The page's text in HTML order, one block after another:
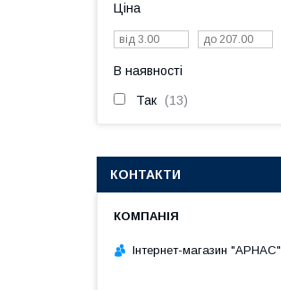
Ціна
В наявності
Так 13
КОНТАКТИ
Інтернет-магазин "АРНАС"